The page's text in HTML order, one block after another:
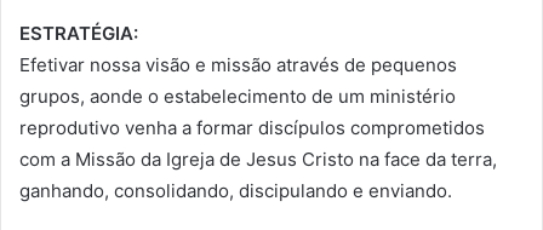
ESTRATÉGIA:
Efetivar nossa visão e missão através de pequenos
grupos, aonde o estabelecimento de um ministério
reprodutivo venha a formar discípulos comprometidos
com a Missão da Igreja de Jesus Cristo na face da terra,
ganhando, consolidando, discipulando e enviando.